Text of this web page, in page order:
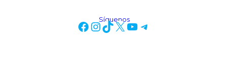
Síguenos